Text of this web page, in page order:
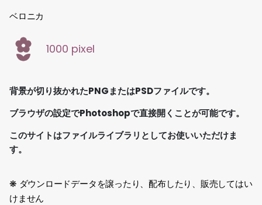
ベロニカ
1000 pixel
背景が切り抜かれたPNGまたはPSDファイルです。
ブラウザの設定でPhotoshopで直接開くことが可能です。
このサイトはファイルライブラリとしてお使いいただけま
す。
❋ ダウンロードデータを譲ったり、配布したり、販売してはい
けません